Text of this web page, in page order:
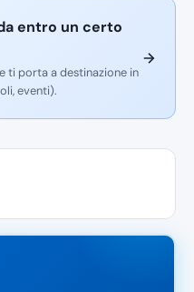
entro un certo
ti porta a destinazione in
eventi).